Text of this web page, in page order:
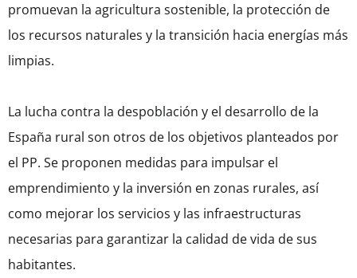
promuevan la agricultura sostenible, la protección de
los recursos naturales y la transición hacia energías más
limpias.
La lucha contra la despoblación y el desarrollo de la
España rural son otros de los objetivos planteados por
el PP. Se proponen medidas para impulsar el
emprendimiento y la inversión en zonas rurales, así
como mejorar los servicios y las infraestructuras
necesarias para garantizar la calidad de vida de sus
habitantes.